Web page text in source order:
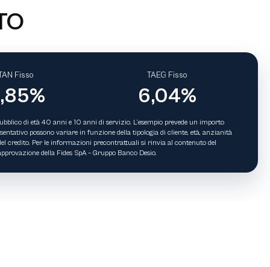
Fisso TAEG Fisso
6,04%
di età 40 anni e 10 anni di servizio. L’esempio prevede un importo
possono variare in funzione della tipologia di cliente, età, anzianità
credito. Per le informazioni precontrattuali si rinvia al contenuto del
della Fides SpA – Gruppo Banco Desio.